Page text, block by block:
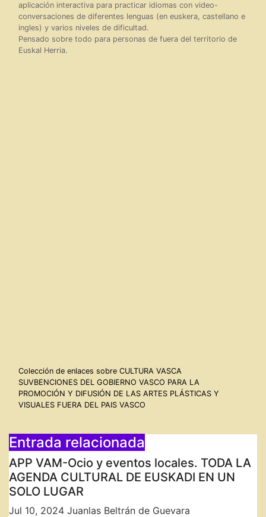
aplicación interactiva para practicar idiomas con video-
conversaciones de diferentes lenguas (en euskera, castellano e
ingles) y varios niveles de dificultad.
Pensado sobre todo para personas de fuera del territorio de
Euskal Herria.
Navegación
de
Colección de enlaces sobre CULTURA VASCA
SUVBENCIONES DEL GOBIERNO VASCO PARA LA
PROMOCIÓN Y DIFUSIÓN DE LAS ARTES PLÁSTICAS Y
VISUALES FUERA DEL PAIS VASCO
Entrada relacionada
APP VAM-Ocio y eventos locales. TODA LA
AGENDA CULTURAL DE EUSKADI EN UN
SOLO LUGAR
Jul 10, 2024 Juanlas Beltrán de Guevara